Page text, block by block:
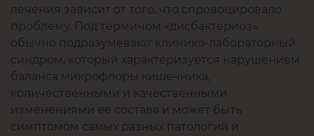
лечения зависит от того, что спровоцировало
проблему. Под термином «дисбактериоз»
обычно подразумевают клинико-лабораторный
синдром, который характеризуется нарушением
баланса микрофлоры кишечника,
количественными и качественными
изменениями ее состава и может быть
симптомом самых разных патологий и